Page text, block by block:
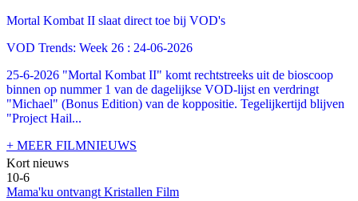
Mortal Kombat II slaat direct toe bij VOD's
VOD Trends: Week 26 : 24-06-2026
25-6-2026 "Mortal Kombat II" komt rechtstreeks uit de bioscoop
binnen op nummer 1 van de dagelijkse VOD-lijst en verdringt
"Michael" (Bonus Edition) van de koppositie. Tegelijkertijd blijven
"Project Hail...
+ MEER FILMNIEUWS
Kort nieuws
10-6
Mama'ku ontvangt Kristallen Film